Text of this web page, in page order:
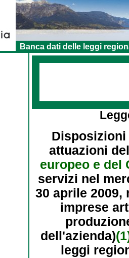
Banca dati delle leggi
Disposizioni
attuazioni
europeo e del
servizi nel
30 aprile 2009,
imprese
dell'azienda)
leggi